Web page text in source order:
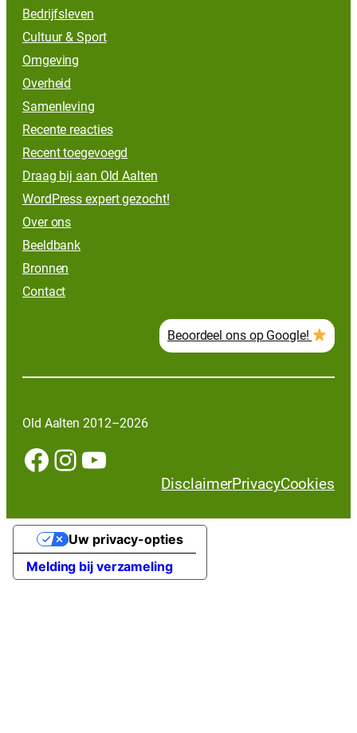
Bedrijfsleven
Cultuur & Sport
Omgeving
Overheid
Samenleving
Recente reacties
Recent toegevoegd
Draag bij aan Old Aalten
WordPress expert gezocht!
Over ons
Beeldbank
Bronnen
Contact
Beoordeel ons op Google!
Old Aalten 2012–2026
Facebook InstagramYouTube
DisclaimerPrivacyCookies
Melding bij verzameling
Uw privacy-opties